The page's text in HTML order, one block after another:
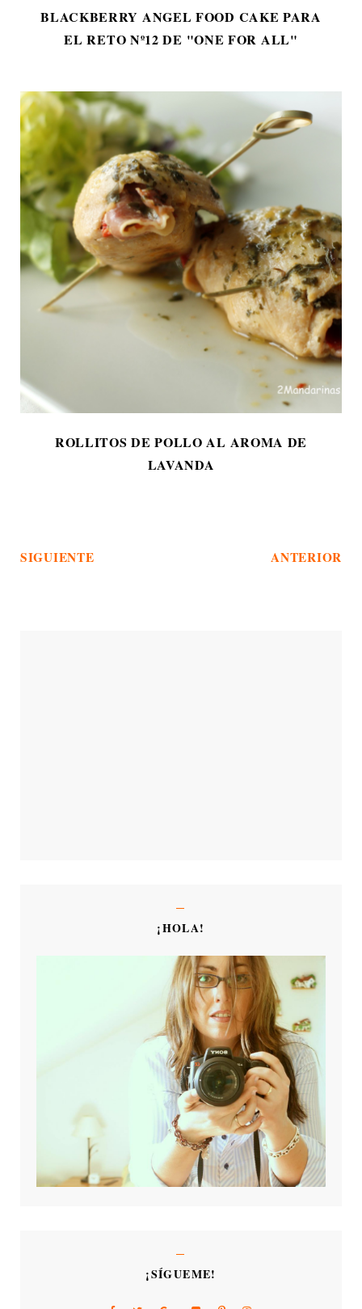
BLACKBERRY ANGEL FOOD CAKE PARA
EL RETO Nº12 DE "ONE FOR ALL"
ROLLITOS DE POLLO AL AROMA DE
LAVANDA
SIGUIENTE ANTERIOR
¡HOLA!
¡SÍGUEME!